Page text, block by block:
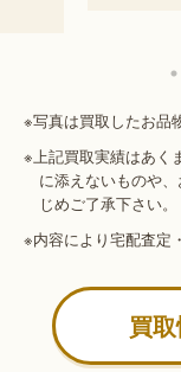
※写真は買取したお品
※上記買取実績はあく
に添えないものや
じめご了承下さい。
※内容により宅配査定
買